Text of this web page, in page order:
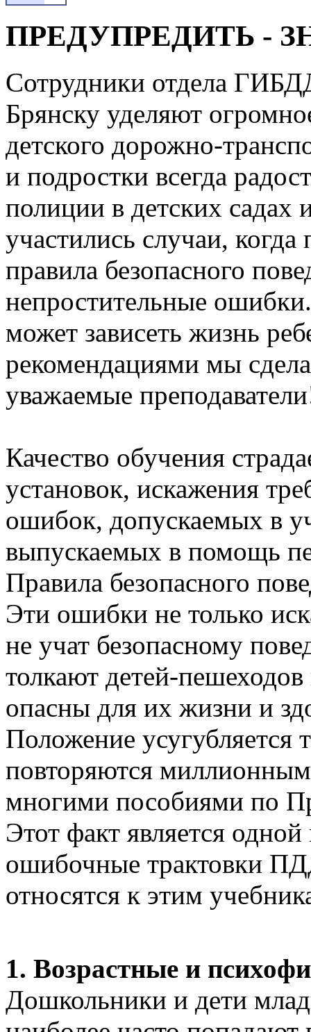
ПРЕДУПРЕДИТЬ -
Сотрудники отдела
Брянску уделяют
детского дорожно-
и подростки всегда
полиции в детских садах
участились случаи, когда
правила безопасного
непростительные
может зависеть жизнь
рекомендациями мы
уважаемые
Качество обучения
установок, искажения
ошибок, допускаемых в
выпускаемых в помощь
Правила безопасного
Эти ошибки не только
не учат безопасному
толкают детей-
опасны для их жизни и
Положение
повторяются
многими пособиями по
Этот факт является
ошибочные трактовки
относятся к этим
1. Возрастные и
Дошкольники и дети